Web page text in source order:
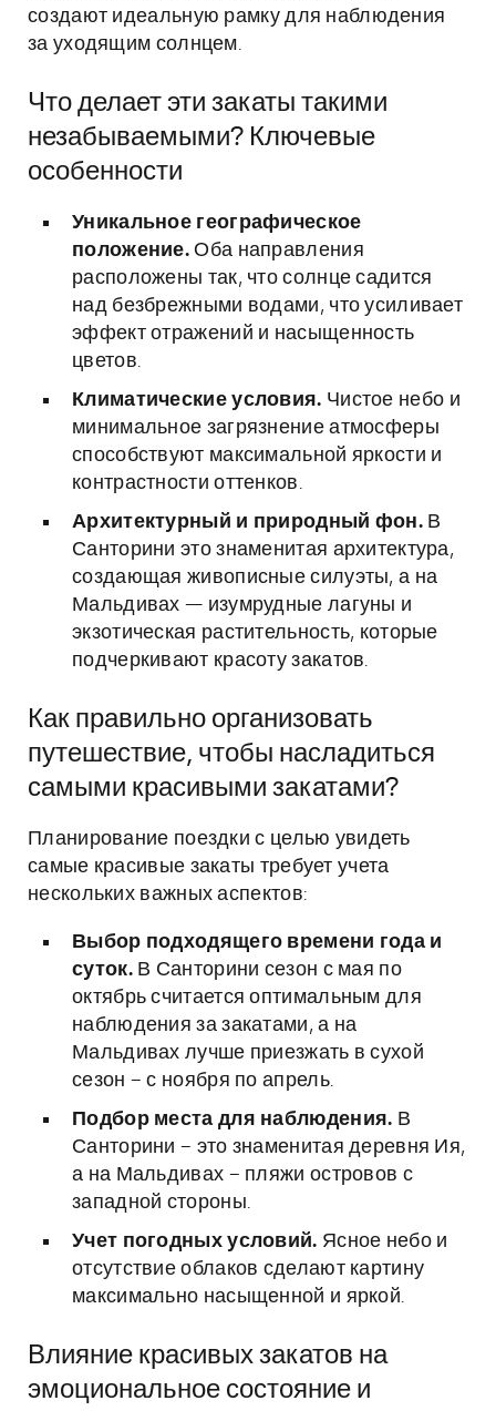
создают идеальную рамку для наблюдения
за уходящим солнцем.
Что делает эти закаты такими
незабываемыми? Ключевые
особенности
Уникальное географическое
положение. Оба направления
расположены так, что солнце садится
над безбрежными водами, что усиливает
эффект отражений и насыщенность
цветов.
Климатические условия. Чистое небо и
минимальное загрязнение атмосферы
способствуют максимальной яркости и
контрастности оттенков.
Архитектурный и природный фон. В
Санторини это знаменитая архитектура,
создающая живописные силуэты, а на
Мальдивах — изумрудные лагуны и
экзотическая растительность, которые
подчеркивают красоту закатов.
Как правильно организовать
путешествие, чтобы насладиться
самыми красивыми закатами?
Планирование поездки с целью увидеть
самые красивые закаты требует учета
нескольких важных аспектов:
Выбор подходящего времени года и
суток.В Санторини сезон с мая по
октябрь считается оптимальным для
наблюдения за закатами, а на
Мальдивах лучше приезжать в сухой
сезон – с ноября по апрель.
Подбор места для наблюдения. В
Санторини – это знаменитая деревня Ия,
а на Мальдивах – пляжи островов с
западной стороны.
Учет погодных условий. Ясное небо и
отсутствие облаков сделают картину
максимально насыщенной и яркой.
Влияние красивых закатов на
эмоциональное состояние и